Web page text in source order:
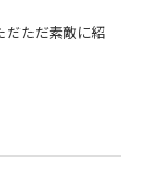
だただ素敵に紹